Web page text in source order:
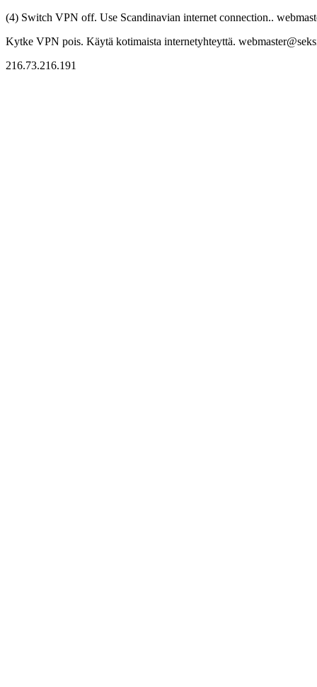
(4) Switch VPN off. Use Scandinavian internet connection..
Kytke VPN pois. Käytä kotimaista internetyhteyttä.
216.73.216.191